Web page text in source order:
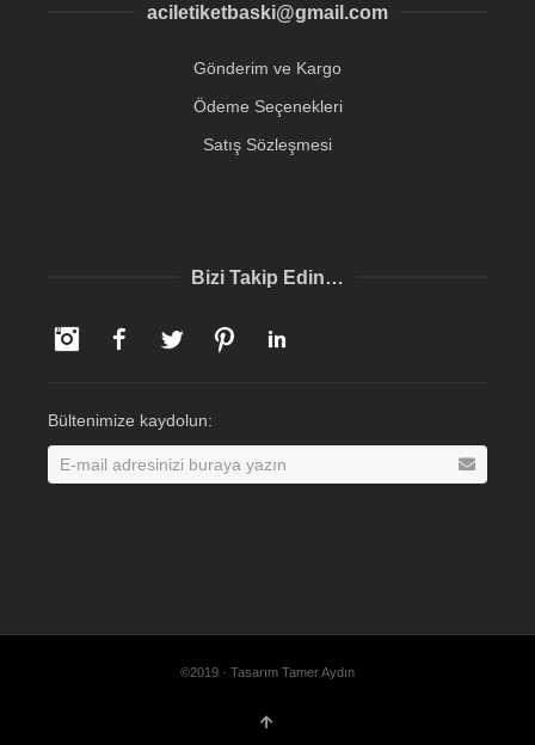
aciletiketbaski@gmail.com
Gönderim ve Kargo
Ödeme Seçenekleri
Satış Sözleşmesi
Bizi Takip Edin…
InstagramFacebookTwitter Pinterest
Bültenimize kaydolun:
©2019 · Tasarım Tamer Aydın